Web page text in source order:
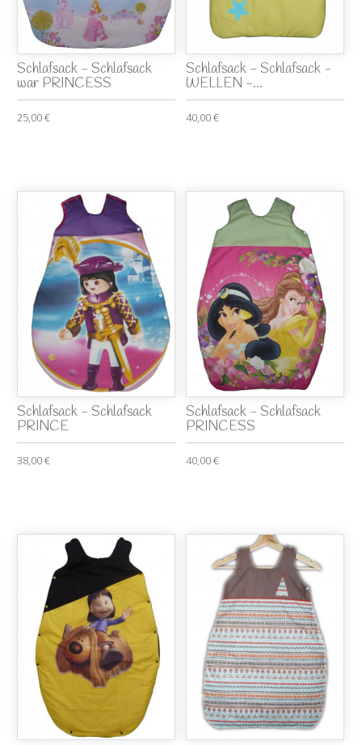
Schlafsack - Schlafsack
war PRINCESS
25,00 €
Schlafsack - Schlafsack -
WELLEN -...
40,00 €
Schlafsack - Schlafsack
PRINCE
38,00 €
Schlafsack - Schlafsack
PRINCESS
40,00 €